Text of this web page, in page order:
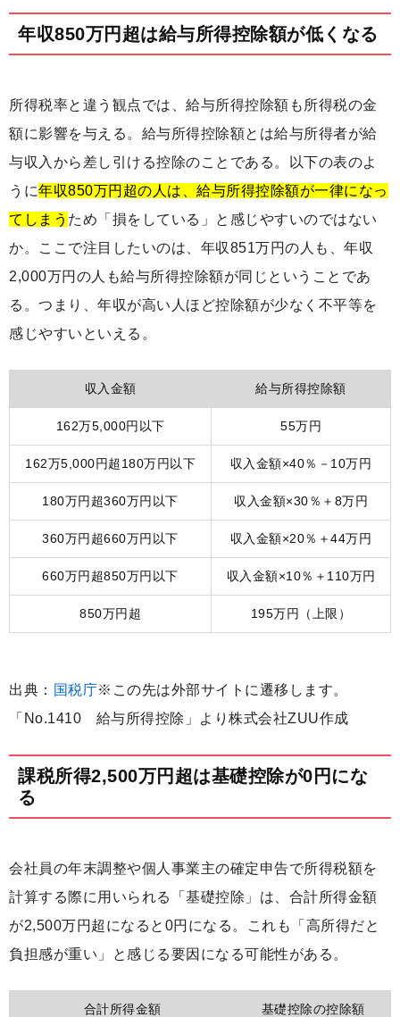
年収850万円超は給与所得控除額が低くなる
所得税率と違う観点では、給与所得控除額も所得税の金
額に影響を与える。給与所得控除額とは給与所得者が給
与収入から差し引ける控除のことである。以下の表のよ
うに年収850万円超の人は、給与所得控除額が一律になっ
てしまう ため「損をしている」と感じやすいのではない
か。ここで注目したいのは、年収851万円の人も、年収
2,000万円の人も給与所得控除額が同じということであ
る。つまり、年収が高い人ほど控除額が少なく不平等を
感じやすいといえる。
収入金額 給与所得控除額
162万5,000円以下 55万円
162万5,000円超180万円以下 収入金額×40％－10万円
180万円超360万円以下 収入金額×30％＋8万円
360万円超660万円以下 収入金額×20％＋44万円
660万円超850万円以下 収入金額×10％＋110万円
850万円超 195万円（上限）
出典： 国税庁※この先は外部サイトに遷移します。
「No.1410 給与所得控除」より株式会社ZUU作成
課税所得2,500万円超は基礎控除が0円にな
る
会社員の年末調整や個人事業主の確定申告で所得税額を
計算する際に用いられる「基礎控除」は、合計所得金額
が2,500万円超になると0円になる。これも「高所得だと
負担感が重い」と感じる要因になる可能性がある。
合計所得金額 基礎控除の控除額